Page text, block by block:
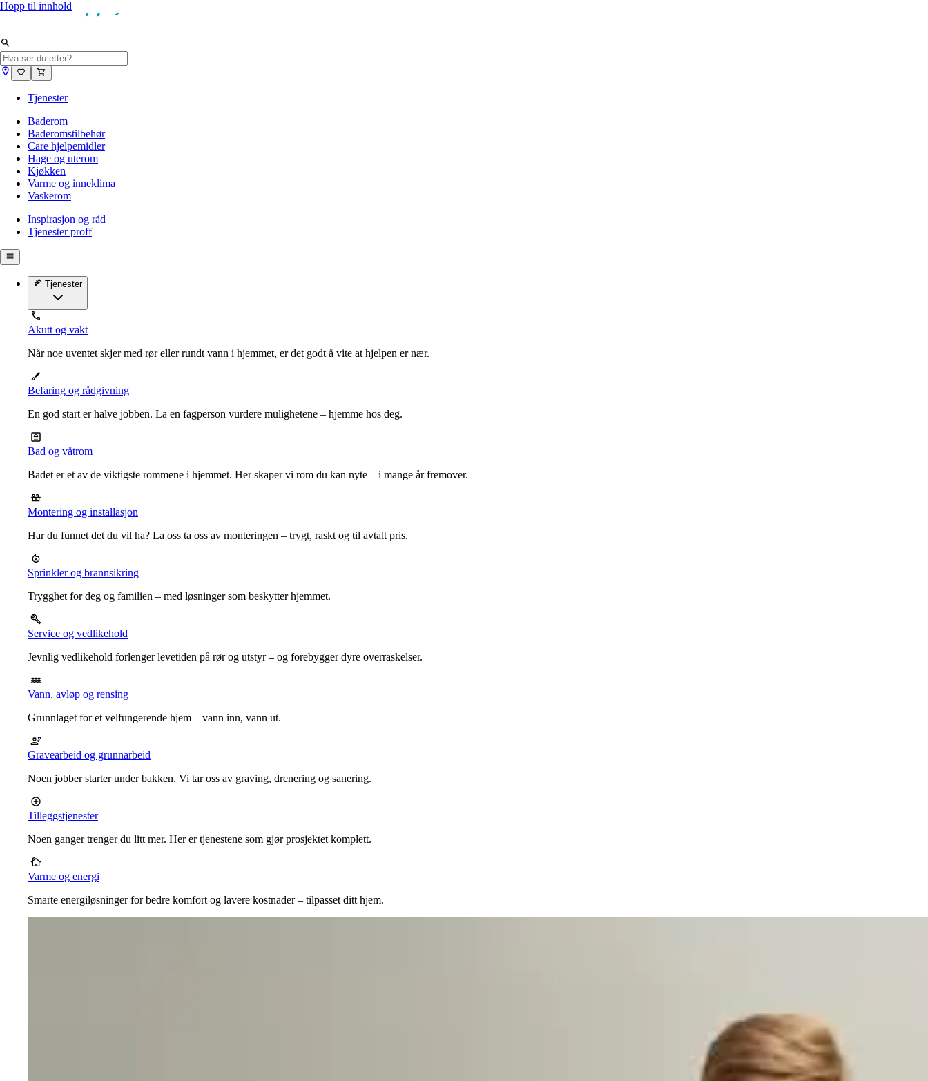
Hopp til innhold
Tjenester
Baderom
Baderomstilbehør
Care hjelpemidler
Hage og uterom
Kjøkken
Varme og inneklima
Vaskerom
Inspirasjon og råd
Tjenester proff
Tjenester
Akutt og vakt
Når noe uventet skjer med rør eller rundt vann i hjemmet, er det godt å vite at hjelpen er nær.
Befaring og rådgivning
En god start er halve jobben. La en fagperson vurdere mulighetene – hjemme hos deg.
Bad og våtrom
Badet er et av de viktigste rommene i hjemmet. Her skaper vi rom du kan nyte – i mange år fremover.
Montering og installasjon
Har du funnet det du vil ha? La oss ta oss av monteringen – trygt, raskt og til avtalt pris.
Sprinkler og brannsikring
Trygghet for deg og familien – med løsninger som beskytter hjemmet.
Service og vedlikehold
Jevnlig vedlikehold forlenger levetiden på rør og utstyr – og forebygger dyre overraskelser.
Vann, avløp og rensing
Grunnlaget for et velfungerende hjem – vann inn, vann ut.
Gravearbeid og grunnarbeid
Noen jobber starter under bakken. Vi tar oss av graving, drenering og sanering.
Tilleggstjenester
Noen ganger trenger du litt mer. Her er tjenestene som gjør prosjektet komplett.
Varme og energi
Smarte energiløsninger for bedre komfort og lavere kostnader – tilpasset ditt hjem.